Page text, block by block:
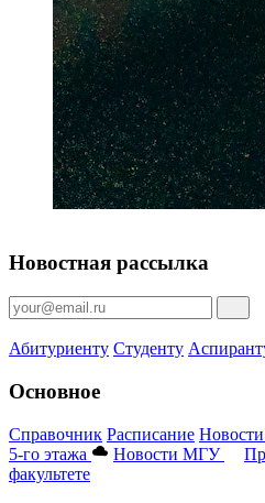
Новостная рассылка
Абитуриенту Студенту
Основное
Справочник Расписание Новости
5-го этажа
Новости МГУ
факультете